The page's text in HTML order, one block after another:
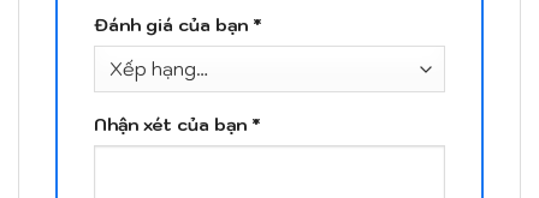
Đánh giá của bạn *
Nhận xét của bạn *